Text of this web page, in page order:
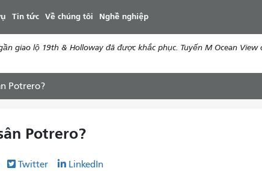
dung
Tin tức Về chúng tôi Nghề nghiệp
giao lộ 19th & Holloway đã được khắc phục. Tuyến M Ocean
Potrero?
Potrero?
Twitter LinkedIn